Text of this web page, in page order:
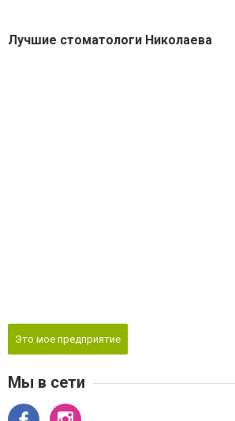
Лучшие стоматологи Николаева
Это мое предприятие
Мы в сети